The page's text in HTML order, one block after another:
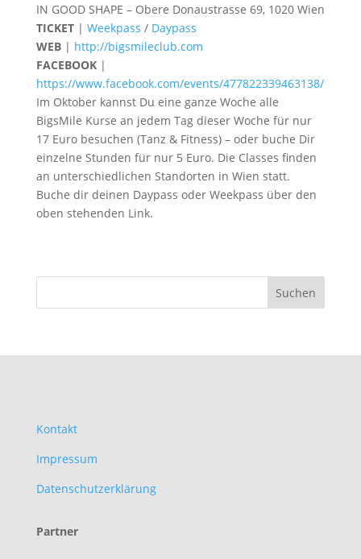
IN GOOD SHAPE – Obere Donaustrasse 69, 1020 Wien
TICKET| Weekpass / Daypass
WEB| http://bigsmileclub.com
FACEBOOK|
https://www.facebook.com/events/477822339463138/
Im Oktober kannst Du eine ganze Woche alle
BigsMile Kurse an jedem Tag dieser Woche für nur
17 Euro besuchen (Tanz & Fitness) – oder buche Dir
einzelne Stunden für nur 5 Euro. Die Classes finden
an unterschiedlichen Standorten in Wien statt.
Buche dir deinen Daypass oder Weekpass über den
oben stehenden Link.
Kontakt
Impressum
Datenschutzerklärung
Partner